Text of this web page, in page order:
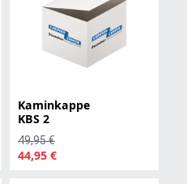
Kaminkappe
KBS 2
49,95 €
44,95 €